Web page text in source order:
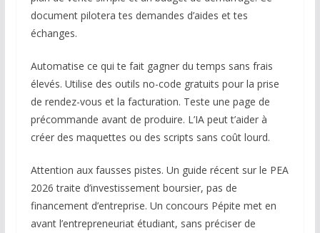
document pilotera tes demandes d’aides et tes
échanges.
Automatise ce qui te fait gagner du temps sans frais
élevés. Utilise des outils no-code gratuits pour la prise
de rendez-vous et la facturation. Teste une page de
précommande avant de produire. L’IA peut t’aider à
créer des maquettes ou des scripts sans coût lourd.
Attention aux fausses pistes. Un guide récent sur le PEA
2026 traite d’investissement boursier, pas de
financement d’entreprise. Un concours Pépite met en
avant l’entrepreneuriat étudiant, sans préciser de